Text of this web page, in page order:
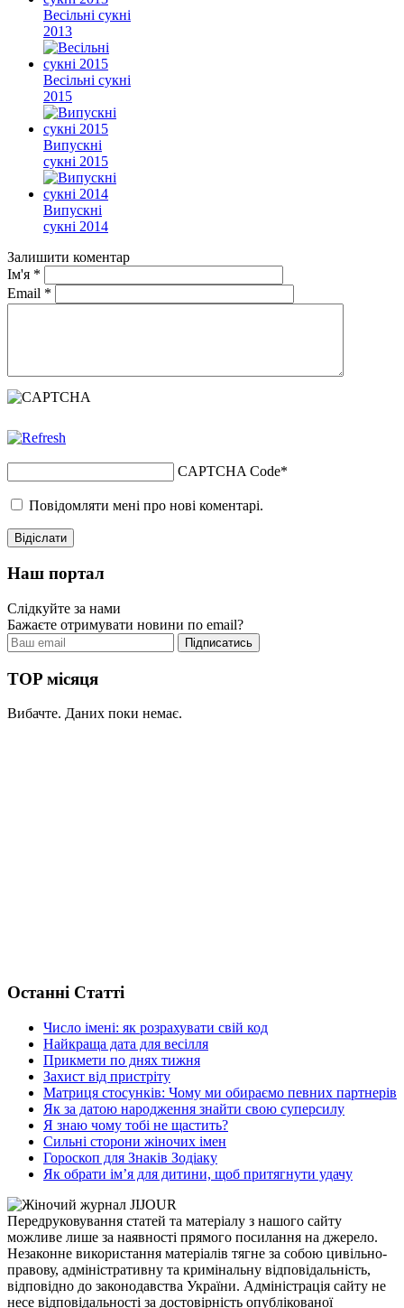
Весільні сукні
2013
Весільні сукні
2015
Випускні
сукні 2015
Випускні
сукні 2014
Залишити коментар
Ім'я *
Email *
CAPTCHA Code*
Повідомляти мені про нові коментарі.
Наш портал
Слідкуйте за нами
Бажаєте отримувати новини по email?
TOP місяця
Вибачте. Даних поки немає.
Останні Статті
Число імені: як розрахувати свій код
Найкраща дата для весілля
Прикмети по днях тижня
Захист від пристріту
Матриця стосунків: Чому ми обираємо певних партнерів
Як за датою народження знайти свою суперсилу
Я знаю чому тобі не щастить?
Сильні сторони жіночих імен
Гороскоп для Знаків Зодіаку
Як обрати ім’я для дитини, щоб притягнути удачу
Передруковування статей та матеріалу з нашого сайту
можливе лише за наявності прямого посилання на джерело.
Незаконне використання матеріалів тягне за собою цивільно-
правову, адміністративну та кримінальну відповідальність,
відповідно до законодавства України. Адміністрація сайту не
несе відповідальності за достовірність опублікованої